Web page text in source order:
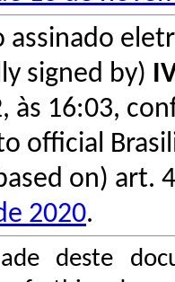
assinado
signed by)
às 16:03,
official
on) art.
2020.
deste